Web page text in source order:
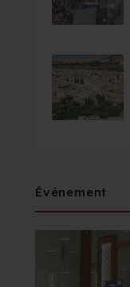
Événement